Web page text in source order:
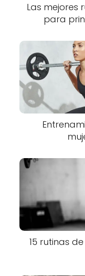
Las mejores
para
15 rutinas